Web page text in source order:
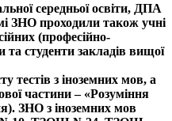
середньої освіти, ДПА
ЗНО проходили також учні
(професійно-
та студенти закладів вищої
тестів з іноземних мов, а
частини – «Розуміння
ЗНО з іноземних мов